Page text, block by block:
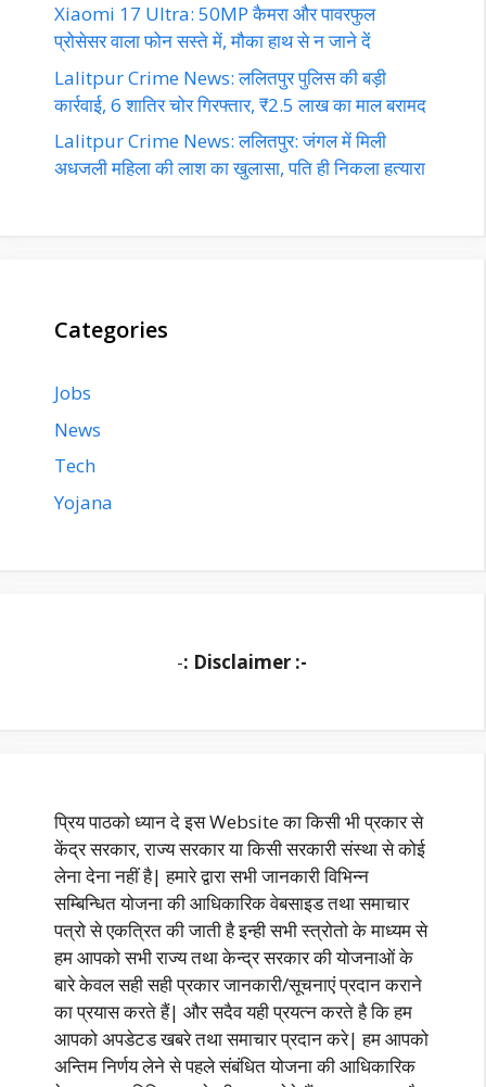
Xiaomi 17 Ultra: 50MP कैमरा और पावरफुल
प्रोसेसर वाला फोन सस्ते में, मौका हाथ से न जाने दें
Lalitpur Crime News: ललितपुर पुलिस की बड़ी
कार्रवाई, 6 शातिर चोर गिरफ्तार, ₹2.5 लाख का माल बरामद
Lalitpur Crime News: ललितपुर: जंगल में मिली
अधजली महिला की लाश का खुलासा, पति ही निकला हत्यारा
Categories
Jobs
News
Tech
Yojana
-: Disclaimer :-
प्रिय पाठको ध्यान दे इस Website का किसी भी प्रकार से
केंद्र सरकार, राज्य सरकार या किसी सरकारी संस्था से कोई
लेना देना नहीं है| हमारे द्वारा सभी जानकारी विभिन्न
सम्बिन्धित योजना की आधिकारिक वेबसाइड तथा समाचार
पत्रो से एकत्रित की जाती है इन्ही सभी स्त्रोतो के माध्यम से
हम आपको सभी राज्य तथा केन्द्र सरकार की योजनाओं के
बारे केवल सही सही प्रकार जानकारी/सूचनाएं प्रदान कराने
का प्रयास करते हैं| और सदैव यही प्रयत्न करते है कि हम
आपको अपडेटड खबरे तथा समाचार प्रदान करे| हम आपको
अन्तिम निर्णय लेने से पहले संबंधित योजना की आधिकारिक